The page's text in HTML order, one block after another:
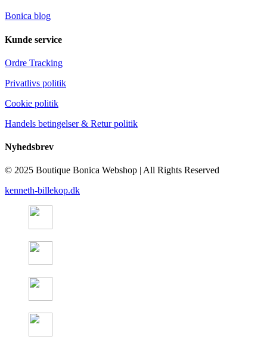
Bonica blog
Kunde service
Ordre Tracking
Privatlivs politik
Cookie politik
Handels betingelser & Retur politik
Nyhedsbrev
© 2025 Boutique Bonica Webshop | All Rights Reserved
kenneth-billekop.dk